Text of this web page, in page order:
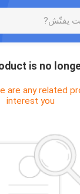
is no
are any related
interest you